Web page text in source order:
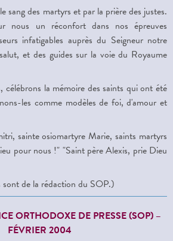
sang des martyrs et par la prière des justes.
nous un réconfort dans nos épreuves
infatigables auprès du Seigneur notre
et des guides sur la voie du Royaume
célébrons la mémoire des saints qui ont été
les comme modèles de foi, d'amour et
sainte osiomartyre Marie, saints martyrs
pour nous !" "Saint père Alexis, prie Dieu
de la rédaction du SOP.)
ORTHODOXE DE PRESSE (SOP) –
FÉVRIER 2004